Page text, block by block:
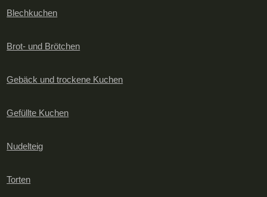
Blechkuchen
Brot- und Brötchen
Gebäck und trockene Kuchen
Gefüllte Kuchen
Nudelteig
Torten